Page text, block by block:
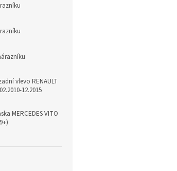
vlevo RENAULT
12.2015
MERCEDES VITO